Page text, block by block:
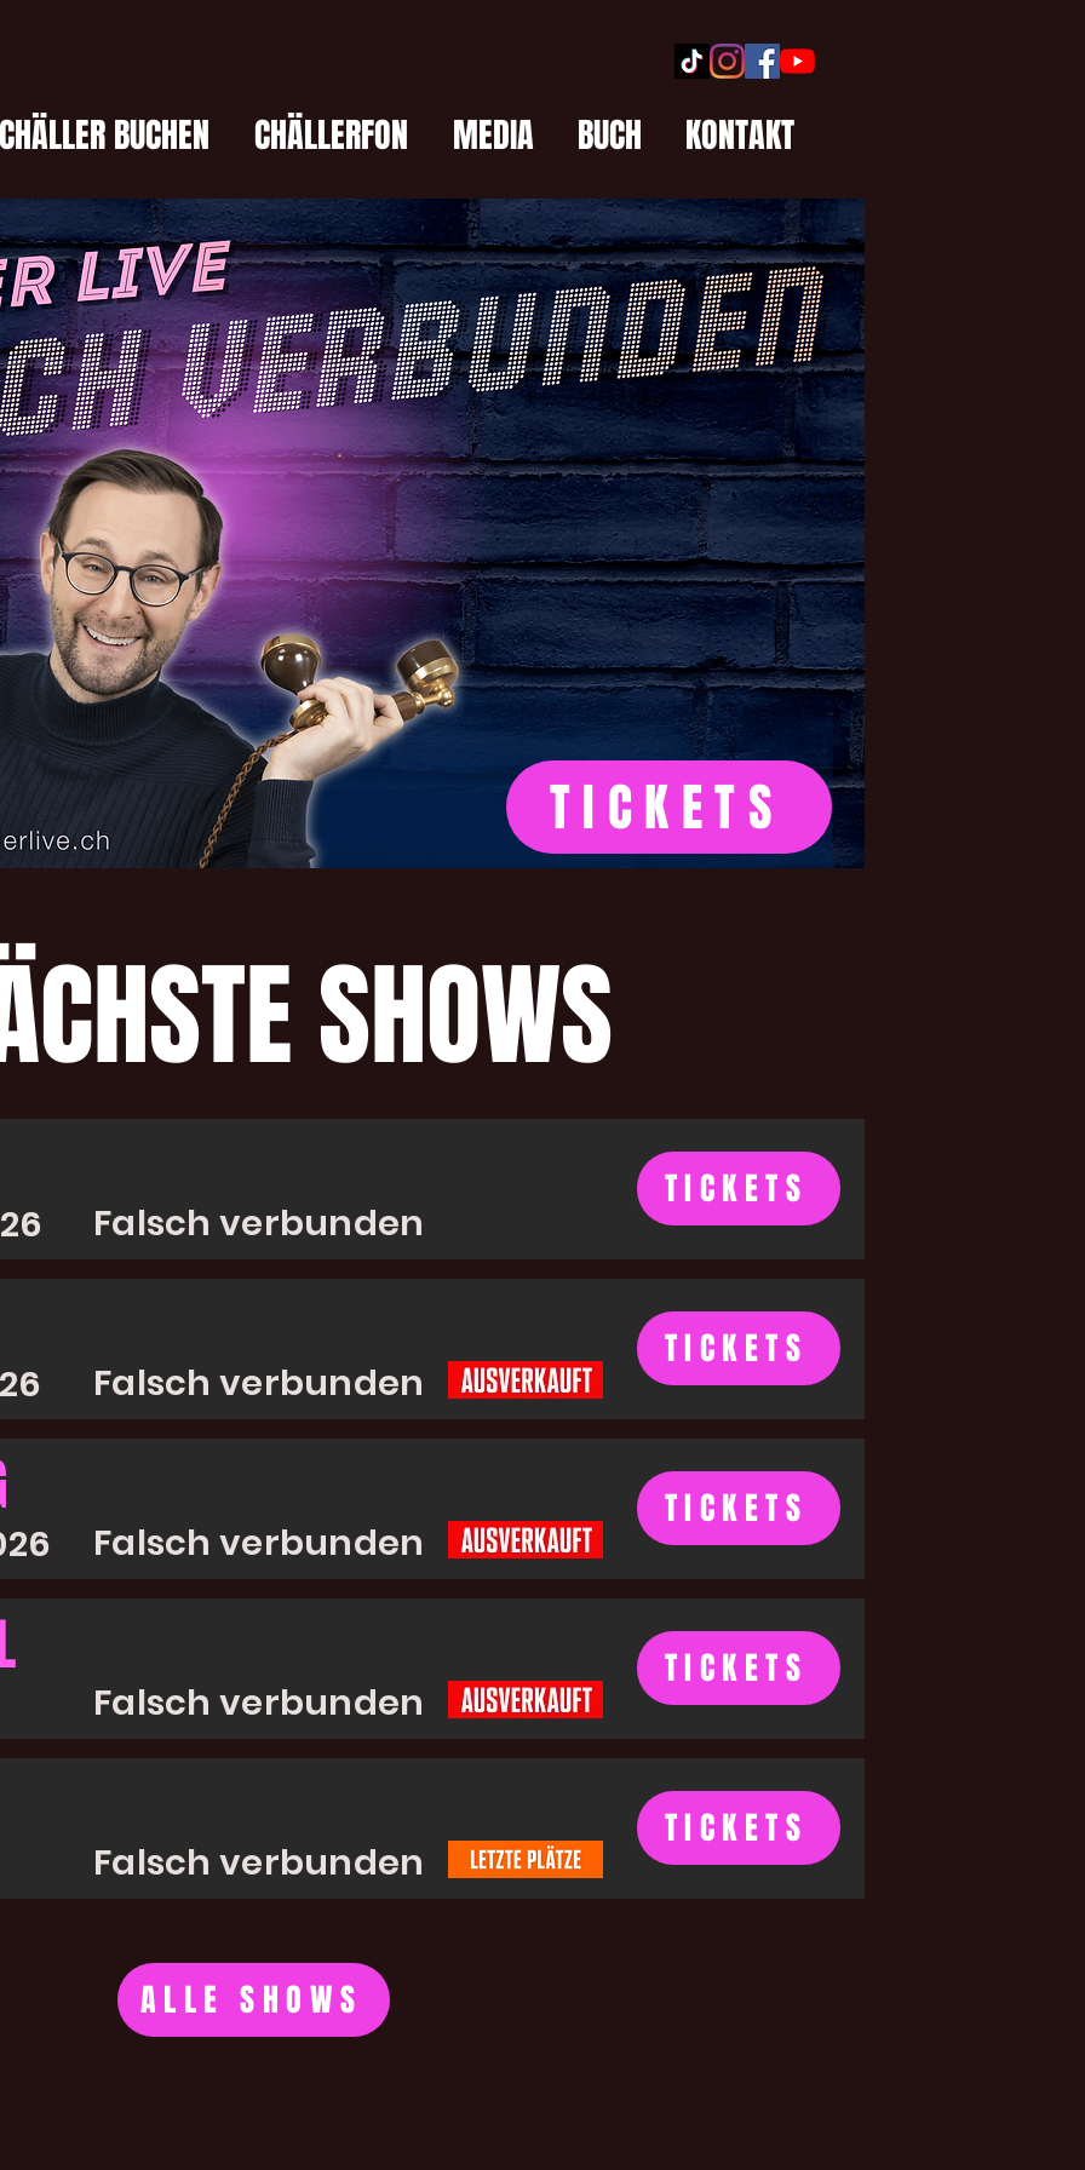
CHÄLLER BUCHEN CHÄLLERFON MEDIA BUCH KONTAKT
TICKETS
SHOWS
Falsch verbunden
TICKETS
Falsch verbunden
TICKETS
Falsch verbunden
TICKETS
Falsch verbunden
TICKETS
Falsch verbunden
TICKETS
ALLE SHOWS